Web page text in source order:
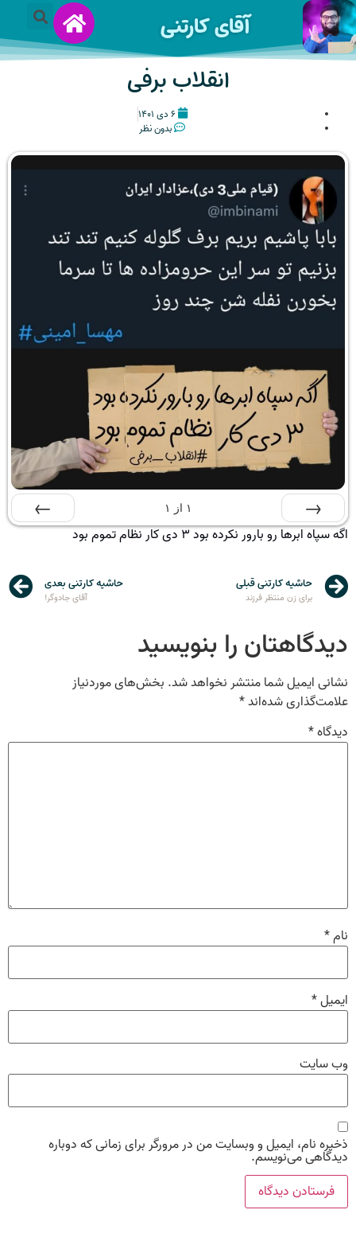
آقای کارتنی
انقلاب برفی
۶ دی ۱۴۰۱
بدون نظر
قبلی
۱ از ۱
اگه سپاه ابرها رو بارور نکرده بود ۳ دی کار نظام تموم بود
حاشیه کارتنی قبلی
برای زن منتظر فرزند
حاشیه کارتنی بعدی
آقای جادوگر!
دیدگاهتان را بنویسید
نشانی ایمیل شما منتشر نخواهد شد. بخش‌های موردنیاز
علامت‌گذاری شده‌اند*
دیدگاه*
نام*
ایمیل*
وب‌ سایت
ذخیره نام، ایمیل و وبسایت من در مرورگر برای زمانی که دوباره
دیدگاهی می‌نویسم.